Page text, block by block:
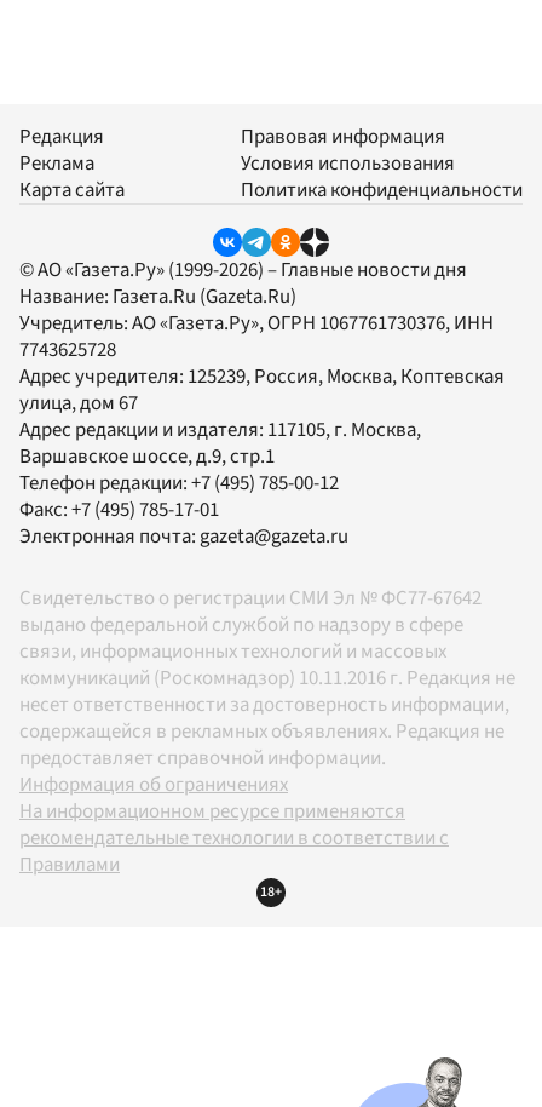
Редакция
Реклама
Карта сайта
Правовая информация
Условия использования
Политика конфиденциальности
© АО «Газета.Ру» (1999-2026) – Главные новости дня
Название: Газета.Ru (Gazeta.Ru)
Учредитель:АО «Газета.Ру», ОГРН 1067761730376, ИНН
7743625728
Адрес учредителя: 125239, Россия, Москва, Коптевская
улица, дом 67
Адрес редакции и издателя: 117105, г. Москва,
Варшавское шоссе, д.9, стр.1
Телефон редакции:+7 (495) 785-00-12
Факс:+7 (495) 785-17-01
Электронная почта:gazeta@gazeta.ru
Свидетельство о регистрации СМИ Эл № ФС77-67642
выдано федеральной службой по надзору в сфере
связи, информационных технологий и массовых
коммуникаций (Роскомнадзор) 10.11.2016 г. Редакция не
несет ответственности за достоверность информации,
содержащейся в рекламных объявлениях. Редакция не
предоставляет справочной информации.
Информация об ограничениях
На информационном ресурсе применяются
рекомендательные технологии в соответствии с
Правилами
18+